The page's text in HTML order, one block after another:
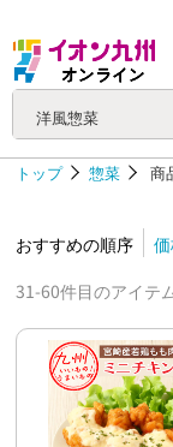
洋風惣菜
トップ 惣菜 商
おすすめの順序
31-60件目のアイテ